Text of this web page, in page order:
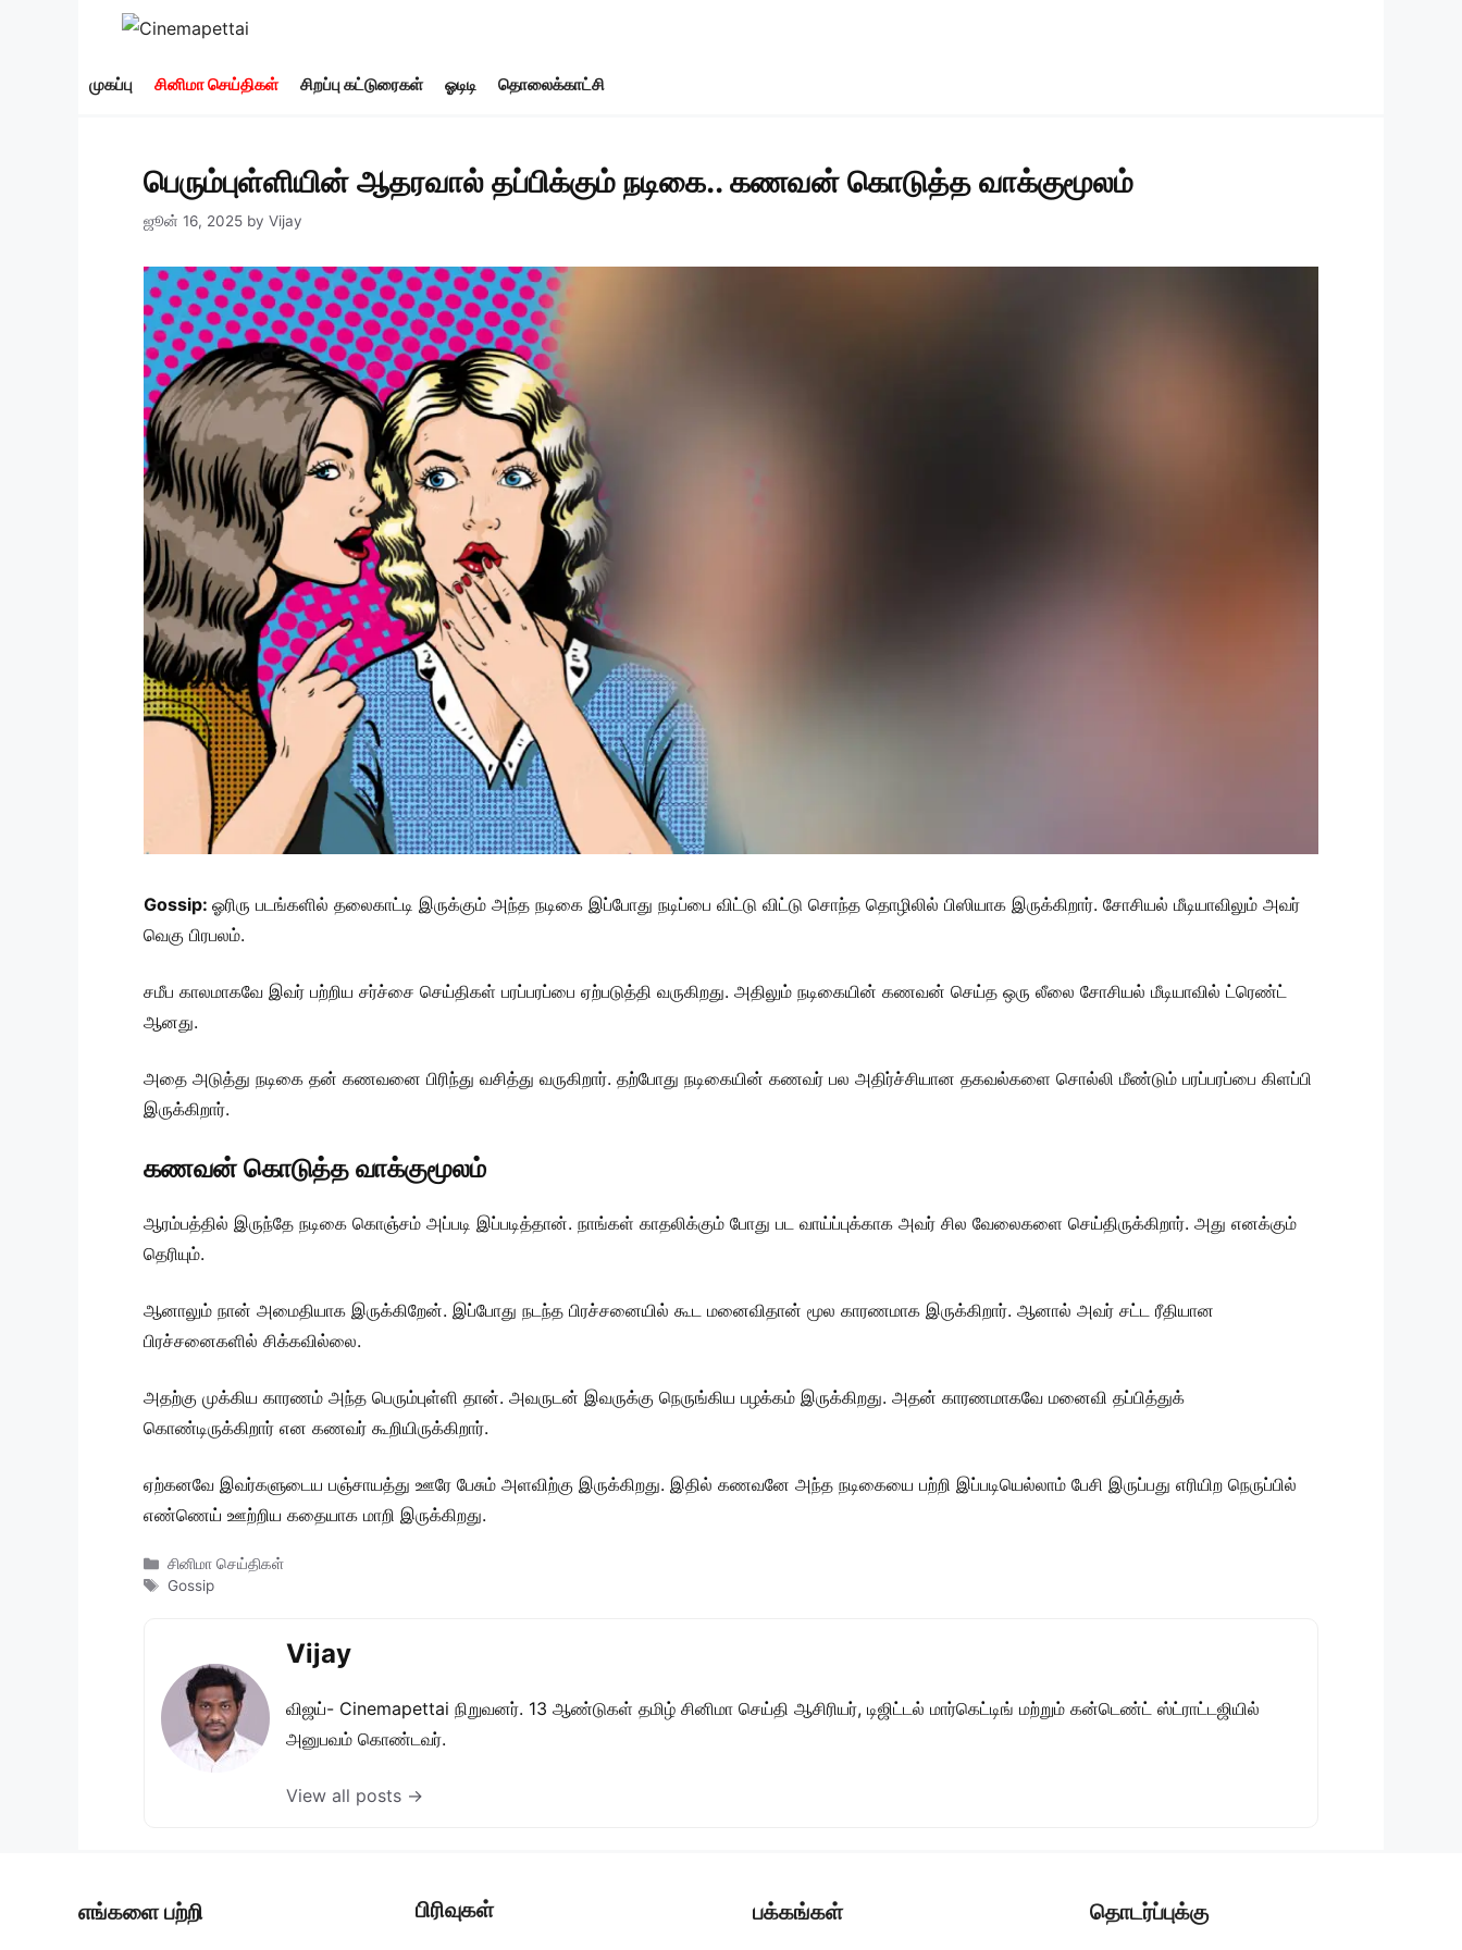
முகப்பு சினிமா செய்திகள் சிறப்பு கட்டுரைகள் ஓடிடி தொலைக்காட்சி
பெரும்புள்ளியின் ஆதரவால் தப்பிக்கும் நடிகை.. கணவன் கொடுத்த வாக்குமூலம்
ஜூன் 16, 2025 by Vijay
Gossip: ஓரிரு படங்களில் தலைகாட்டி இருக்கும் அந்த நடிகை இப்போது நடிப்பை விட்டு விட்டு சொந்த தொழிலில் பிஸியாக இருக்கிறார். சோசியல் மீடியாவிலும் அவர்
வெகு பிரபலம்.
சமீப காலமாகவே இவர் பற்றிய சர்ச்சை செய்திகள் பரப்பரப்பை ஏற்படுத்தி வருகிறது. அதிலும் நடிகையின் கணவன் செய்த ஒரு லீலை சோசியல் மீடியாவில் ட்ரெண்ட்
ஆனது.
அதை அடுத்து நடிகை தன் கணவனை பிரிந்து வசித்து வருகிறார். தற்போது நடிகையின் கணவர் பல அதிர்ச்சியான தகவல்களை சொல்லி மீண்டும் பரப்பரப்பை கிளப்பி
இருக்கிறார்.
கணவன் கொடுத்த வாக்குமூலம்
ஆரம்பத்தில் இருந்தே நடிகை கொஞ்சம் அப்படி இப்படித்தான். நாங்கள் காதலிக்கும் போது பட வாய்ப்புக்காக அவர் சில வேலைகளை செய்திருக்கிறார். அது எனக்கும்
தெரியும்.
ஆனாலும் நான் அமைதியாக இருக்கிறேன். இப்போது நடந்த பிரச்சனையில் கூட மனைவிதான் மூல காரணமாக இருக்கிறார். ஆனால் அவர் சட்ட ரீதியான
பிரச்சனைகளில் சிக்கவில்லை.
அதற்கு முக்கிய காரணம் அந்த பெரும்புள்ளி தான். அவருடன் இவருக்கு நெருங்கிய பழக்கம் இருக்கிறது. அதன் காரணமாகவே மனைவி தப்பித்துக்
கொண்டிருக்கிறார் என கணவர் கூறியிருக்கிறார்.
ஏற்கனவே இவர்களுடைய பஞ்சாயத்து ஊரே பேசும் அளவிற்கு இருக்கிறது. இதில் கணவனே அந்த நடிகையை பற்றி இப்படியெல்லாம் பேசி இருப்பது எரியிற நெருப்பில்
எண்ணெய் ஊற்றிய கதையாக மாறி இருக்கிறது.
Categories
சினிமா செய்திகள்
Tags
Gossip
Vijay
விஜய்- Cinemapettai நிறுவனர். 13 ஆண்டுகள் தமிழ் சினிமா செய்தி ஆசிரியர், டிஜிட்டல் மார்கெட்டிங் மற்றும் கன்டெண்ட் ஸ்ட்ராட்டஜியில்
அனுபவம் கொண்டவர்.
View all posts →
எங்களை பற்றி பிரிவுகள் பக்கங்கள் தொடர்ப்புக்கு